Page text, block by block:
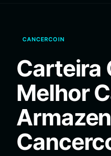
繁體中文
Bahasa Indonesia
ภาษาไทย
Español
Português (Brasil)
Español (Argentina)
CANCERCOIN
Carteira
Melhor